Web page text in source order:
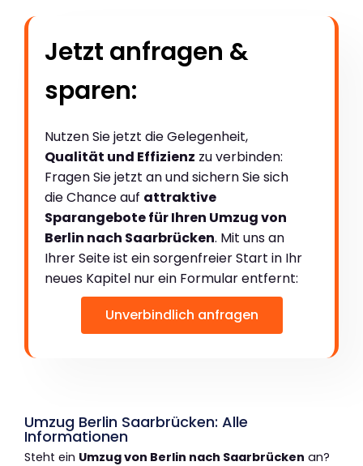
Jetzt anfragen &
sparen:
Nutzen Sie jetzt die Gelegenheit,
Qualität und Effizienz zu verbinden:
Fragen Sie jetzt an und sichern Sie sich
die Chance auf attraktive
Sparangebote für Ihren Umzug von
Berlin nach Saarbrücken. Mit uns an
Ihrer Seite ist ein sorgenfreier Start in Ihr
neues Kapitel nur ein Formular entfernt:
Unverbindlich anfragen
Umzug Berlin Saarbrücken: Alle
Informationen
Steht ein Umzug von Berlin nach Saarbrücken an?